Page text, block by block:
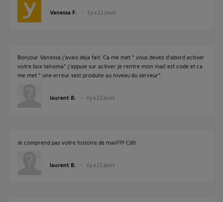
Vanessa F. il y a 22 jours
Bonjour Vanessa j'avais deja fait. Ca me met " vous devez d'abord activer
votre box tahoma" j'appuie sur activer je rentre mon mail est code et ca
me met " une erreur sest produite au niveau du serveur"
laurent B. il y a 22 jours
Je comprend pas votre histoire de mail??? Cdlt
laurent B. il y a 22 jours